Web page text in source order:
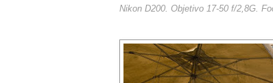
Nikon D200. Objetivo 17-50 f/2,8G.